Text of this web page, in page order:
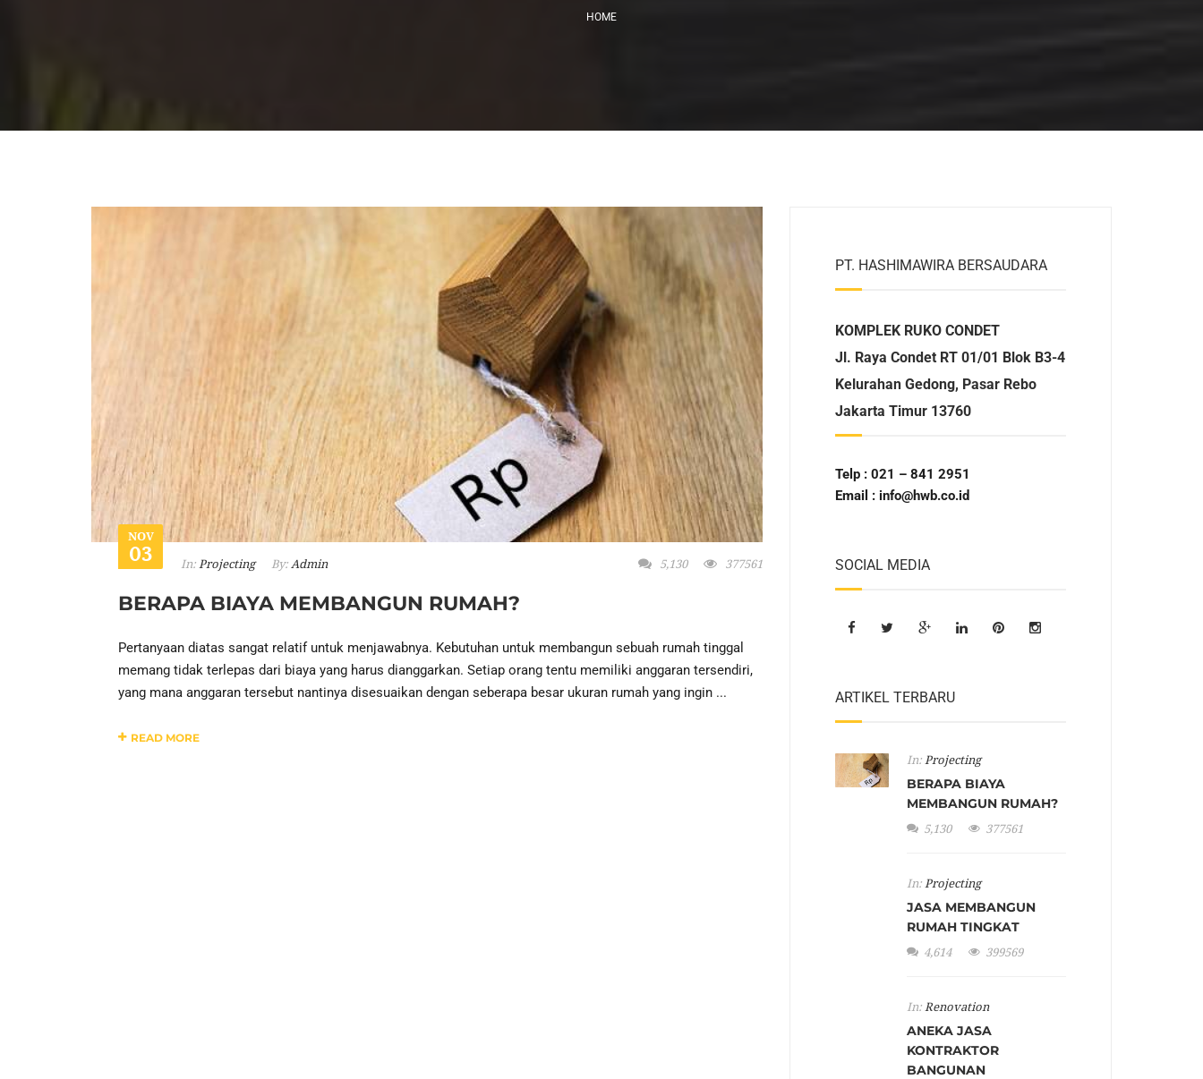
NOV
03 In: Projecting By: Admin 5,130 377561
BERAPA BIAYA MEMBANGUN RUMAH?
Pertanyaan diatas sangat relatif untuk menjawabnya. Kebutuhan untuk membangun sebuah rumah tinggal
memang tidak terlepas dari biaya yang harus dianggarkan. Setiap orang tentu memiliki anggaran tersendiri,
yang mana anggaran tersebut nantinya disesuaikan dengan seberapa besar ukuran rumah yang ingin ...
READ MORE
PT. HASHIMAWIRA BERSAUDARA
KOMPLEK RUKO CONDET
Jl. Raya Condet RT 01/01 Blok B3-4
Kelurahan Gedong, Pasar Rebo
Jakarta Timur 13760
Telp : 021 – 841 2951
Email : info@hwb.co.id
SOCIAL MEDIA
ARTIKEL TERBARU
In: Projecting
BERAPA BIAYA
MEMBANGUN RUMAH?
5,130 377561
In: Projecting
JASA MEMBANGUN
RUMAH TINGKAT
4,614 399569
In: Renovation
ANEKA JASA
KONTRAKTOR
BANGUNAN